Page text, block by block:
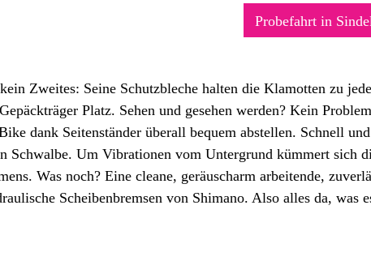
Probefahrt in
Zweites: Seine Schutzbleche halten die Klamotten zu
Platz. Sehen und gesehen werden? Kein
dank Seitenständer überall bequem abstellen. Schnell
Um Vibrationen vom Untergrund kümmert sich
Was noch? Eine cleane, geräuscharm arbeitende,
Scheibenbremsen von Shimano. Also alles da,